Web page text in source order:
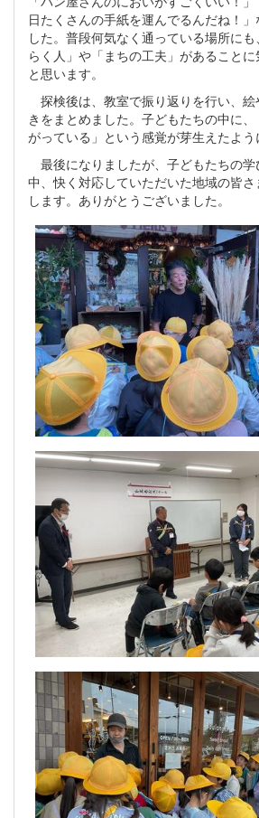
日たくさんの手紙を運んでるんだね！
した。普段何気なく通っている場所に
らく人」や「まちの工夫」があること
と思います。
探検後は、教室で振り返りを行い、
きをまとめました。子どもたちの中に
がっている」という感覚が芽生えたよう
最後になりましたが、子どもたちの
中、快く対応していただいた地域の皆
します。ありがとうございました。